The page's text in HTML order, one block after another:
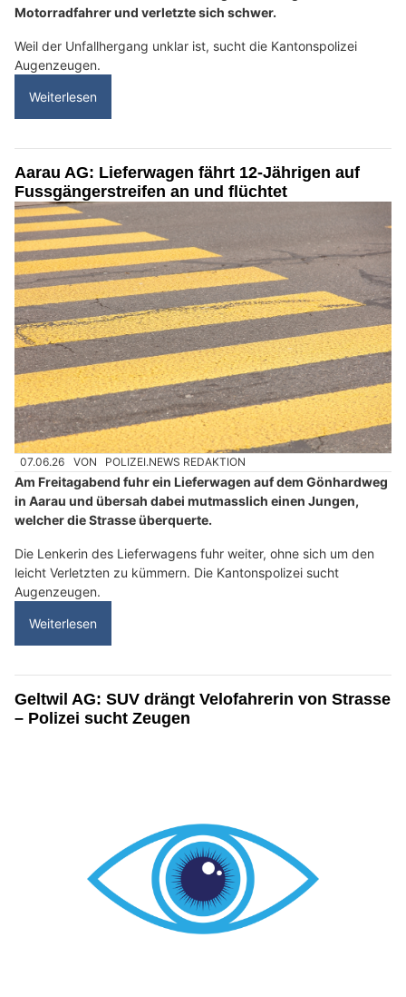
Motorradfahrer und verletzte sich schwer.
Weil der Unfallhergang unklar ist, sucht die Kantonspolizei
Augenzeugen.
Weiterlesen
Aarau AG: Lieferwagen fährt 12-Jährigen auf
Fussgängerstreifen an und flüchtet
07.06.26 VON POLIZEI.NEWS REDAKTION
Am Freitagabend fuhr ein Lieferwagen auf dem Gönhardweg
in Aarau und übersah dabei mutmasslich einen Jungen,
welcher die Strasse überquerte.
Die Lenkerin des Lieferwagens fuhr weiter, ohne sich um den
leicht Verletzten zu kümmern. Die Kantonspolizei sucht
Augenzeugen.
Weiterlesen
Geltwil AG: SUV drängt Velofahrerin von Strasse
– Polizei sucht Zeugen